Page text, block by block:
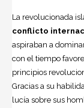
La revolucionada
conflicto
aspiraban a
con el tiempo
principios
Gracias a su
lucía sobre sus